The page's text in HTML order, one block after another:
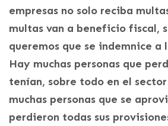
empresas no solo reciba
multas van a beneficio fiscal,
queremos que se indemnice a
Hay muchas personas que
tenían, sobre todo en el
muchas personas que se
perdieron todas sus